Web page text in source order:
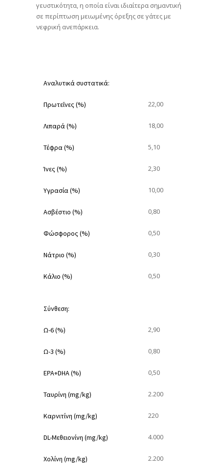
γευστικότητα, η οποία είναι ιδιαίτερα σημαντική
σε περίπτωση μειωμένης όρεξης σε γάτες με
νεφρική ανεπάρκεια.
Αναλυτικά συστατικά:
Πρωτεΐνες (%) 22,00
Λιπαρά (%) 18,00
Τέφρα (%) 5,10
Ίνες (%) 2,30
Υγρασία (%) 10,00
Ασβέστιο (%) 0,80
Φώσφορος (%) 0,50
Νάτριο (%) 0,30
Κάλιο (%) 0,50
Σύνθεση:
Ω-6 (%) 2,90
Ω-3 (%) 0,80
EPA+DHA (%) 0,50
Ταυρίνη (mg/kg) 2.200
Καρνιτίνη (mg/kg) 220
DL-Μεθειονίνη (mg/kg) 4.000
Χολίνη (mg/kg) 2.200